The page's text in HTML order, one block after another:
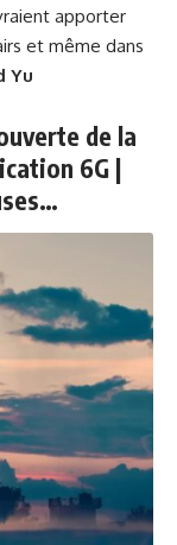
apporter
et même dans
Yu
de la
6G |